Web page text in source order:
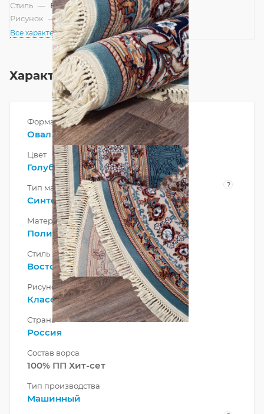
Стиль — Восточный
Рисунок — Классический
Все характеристики
Характеристики
Форма
Овал
Цвет
Голубой
Тип материала ?
Синтетический
Материал
Полипропилен
Стиль
Восточный
Рисунок
Классический
Страна
Россия
Состав ворса
100% ПП Хит-сет
Тип производства
Машинный